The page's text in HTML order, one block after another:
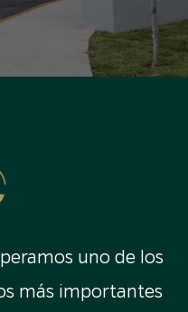
uno de los
más importantes